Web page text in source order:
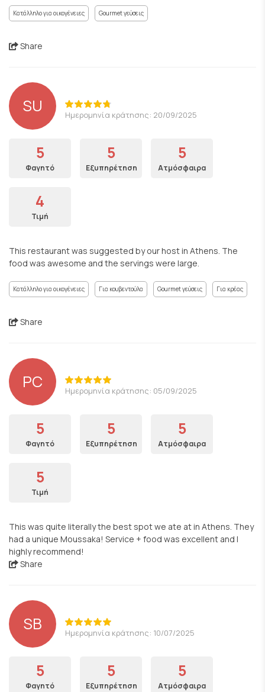
Κατάλληλο για οικογένειες Gourmet γεύσεις
Share
SU Ημερομηνία κράτησης: 20/09/2025
5
Φαγητό
5
Εξυπηρέτηση
5
Ατμόσφαιρα
4
Τιμή
This restaurant was suggested by our host in Athens. The
food was awesome and the servings were large.
Κατάλληλο για οικογένειες Για κουβεντούλα Gourmet γεύσεις Για κρέας
Share
PC Ημερομηνία κράτησης: 05/09/2025
5
Φαγητό
5
Εξυπηρέτηση
5
Ατμόσφαιρα
5
Τιμή
This was quite literally the best spot we ate at in Athens. They
had a unique Moussaka! Service + food was excellent and I
highly recommend!
Share
SB Ημερομηνία κράτησης: 10/07/2025
5
Φαγητό
5
Εξυπηρέτηση
5
Ατμόσφαιρα